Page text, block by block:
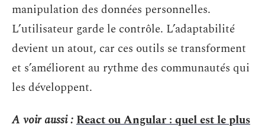
manipulation des données personnelles.
L’utilisateur garde le contrôle. L’adaptabilité
devient un atout, car ces outils se transforment
et s’améliorent au rythme des communautés qui
les développent.
A voir aussi :React ou Angular : quel est le plus